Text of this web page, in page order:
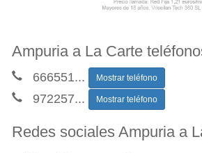
Ampuria a La Carte
666551... Mostrar teléfono
972257... Mostrar teléfono
Redes sociales Ampuria a